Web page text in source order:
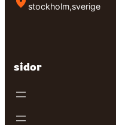
stockholm,sverige
sidor